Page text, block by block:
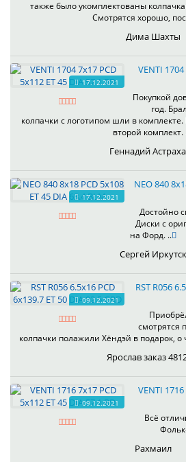
также было укомплектованы
Смотрятся хорошо,
Дима Шахты
17.12.2021
VENTI
Покупкой
год.
колпачки с логотипом шли в
второй комплект.
Геннадий
17.12.2021
NEO 840
Достойно
Диски с
на Форд. ..
Сергей Иркутск
09.12.2021
RST R056
смотрятся
колпачки полажили Хёндэй в подарок,
Ярослав заказ
09.12.2021
VENTI
Всё
Рахмаил